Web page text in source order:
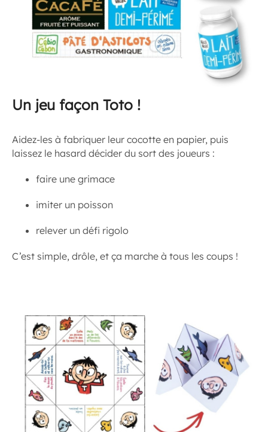
Un jeu façon Toto !
Aidez-les à fabriquer leur cocotte en papier, puis
laissez le hasard décider du sort des joueurs :
faire une grimace
imiter un poisson
relever un défi rigolo
C’est simple, drôle, et ça marche à tous les coups !